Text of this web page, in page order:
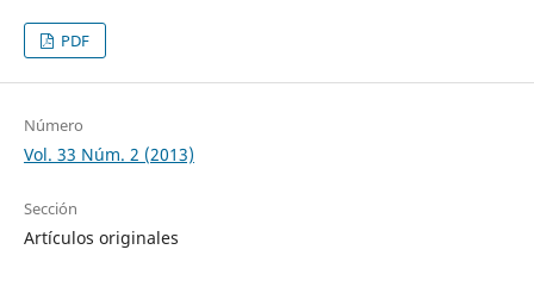
PDF
Número
Vol. 33 Núm. 2 (2013)
Sección
Artículos originales